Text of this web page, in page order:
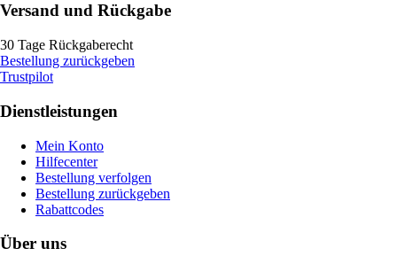
Versand und Rückgabe
30 Tage Rückgaberecht
Bestellung zurückgeben
Trustpilot
Dienstleistungen
Mein Konto
Hilfecenter
Bestellung verfolgen
Bestellung zurückgeben
Rabattcodes
Über uns